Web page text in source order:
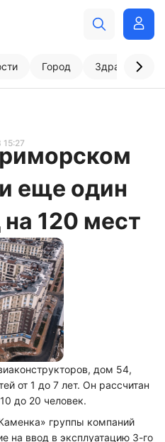
Город
15:27
еще один
120 мест
дом 54,
от 1 до 7 лет. Он рассчитан
до 20 человек.
группы компаний
на ввод в эксплуатацию 3-го